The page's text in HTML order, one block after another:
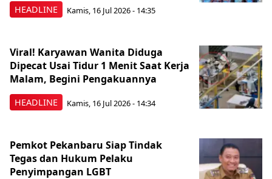
HEADLINE Kamis, 16 Jul 2026 - 14:35
HEADLINE
Viral! Karyawan Wanita Diduga
Dipecat Usai Tidur 1 Menit Saat Kerja
Malam, Begini Pengakuannya
Kamis, 16 Jul 2026 - 14:34
Pemkot Pekanbaru Siap Tindak
Tegas dan Hukum Pelaku
Penyimpangan LGBT